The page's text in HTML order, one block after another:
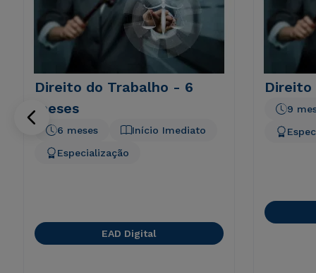
Direito do Trabalho - 6
meses
Início Imediato
6 meses
Especialização
EAD Digital
Direito
9